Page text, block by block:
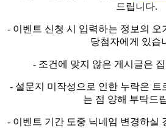
드립니다.
- 이벤트 신청 시 입력하는 정보의 오
당첨자에게 있습
- 조건에 맞지 않은 게시글은
- 설문지 미작성으로 인한 누락은 트
는 점 양해 부탁드
- 이벤트 기간 도중 닉네임 변경하실